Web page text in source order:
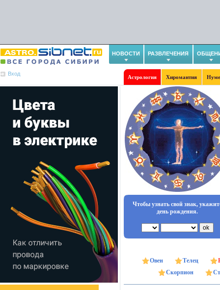
НОВОСТИ РАЗВЛЕЧЕНИЯ
Вход
Астрология Хиромантия
Чтобы узнать свой знак,
день рождения.
Овен Телец
Скорпион